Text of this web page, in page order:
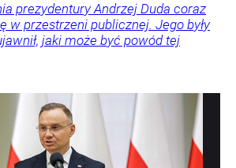
prezydentury Andrzej Duda coraz
w przestrzeni publicznej. Jego były
jaki może być powód tej